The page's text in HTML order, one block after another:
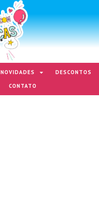
NOVIDADES
DESCONTOS
CONTATO